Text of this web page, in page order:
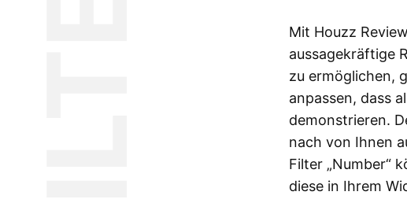
Mit Houzz
aussagekräftige
zu ermöglichen,
anpassen, dass
demonstrieren.
nach von Ihnen
Filter „Number“
diese in Ihrem